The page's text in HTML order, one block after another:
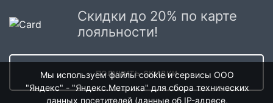
Скидки до 20% по карте
лояльности!
получить скидки
Мы используем файлы cookie и сервисы ООО
"Яндекс" - "Яндекс.Метрика" для сбора технических
данных посетителей (данные об IP-адресе,